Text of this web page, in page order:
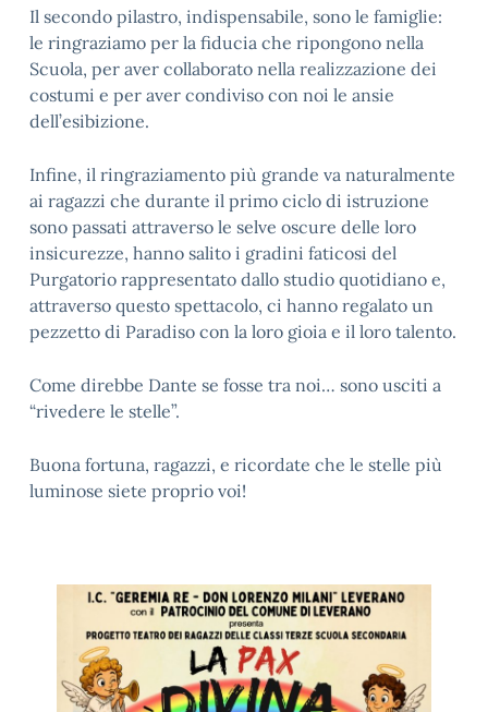
Il secondo pilastro, indispensabile, sono le famiglie:
le ringraziamo per la fiducia che ripongono nella
Scuola, per aver collaborato nella realizzazione dei
costumi e per aver condiviso con noi le ansie
dell’esibizione.
Infine, il ringraziamento più grande va naturalmente
ai ragazzi che durante il primo ciclo di istruzione
sono passati attraverso le selve oscure delle loro
insicurezze, hanno salito i gradini faticosi del
Purgatorio rappresentato dallo studio quotidiano e,
attraverso questo spettacolo, ci hanno regalato un
pezzetto di Paradiso con la loro gioia e il loro talento.
Come direbbe Dante se fosse tra noi… sono usciti a
“rivedere le stelle”.
Buona fortuna, ragazzi, e ricordate che le stelle più
luminose siete proprio voi!